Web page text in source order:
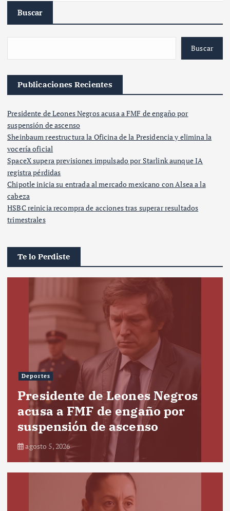
Buscar
Buscar
Publicaciones Recientes
Presidente de Leones Negros acusa a FMF de engaño por
suspensión de ascenso
Sheinbaum reestructura la Oficina de la Presidencia y elimina la
vocería oficial
SpaceX supera previsiones impulsado por Starlink aunque IA
registra pérdidas
Chipotle inicia su entrada al mercado mexicano con Alsea a la
cabeza
HSBC reinicia recompra de acciones tras superar resultados
trimestrales
Te lo Perdiste
Deportes
Presidente de Leones Negros
acusa a FMF de engaño por
suspensión de ascenso
agosto 5, 2026